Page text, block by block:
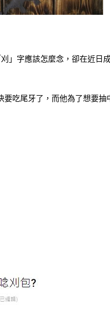
字應該怎麼念，卻在近日
要吃尾牙了，而他為了想要